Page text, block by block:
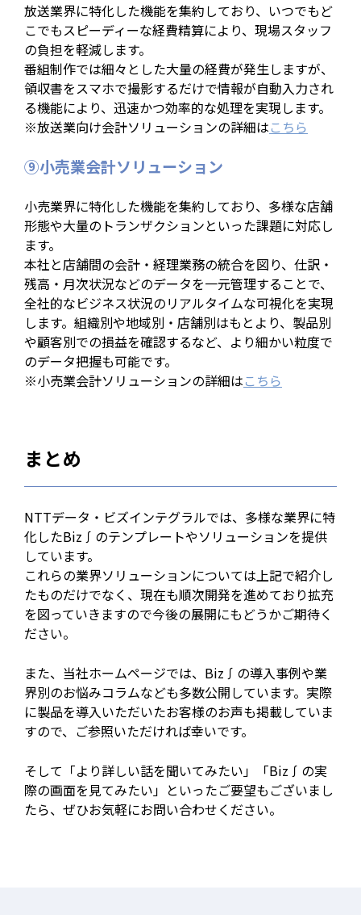
放送業界に特化した機能を集約しており、いつでもど
こでもスピーディーな経費精算により、現場スタッフ
の負担を軽減します。
番組制作では細々とした大量の経費が発生しますが、
領収書をスマホで撮影するだけで情報が自動入力され
る機能により、迅速かつ効率的な処理を実現します。
※放送業向け会計ソリューションの詳細はこちら
⑨小売業会計ソリューション
小売業界に特化した機能を集約しており、多様な店舗
形態や大量のトランザクションといった課題に対応し
ます。
本社と店舗間の会計・経理業務の統合を図り、仕訳・
残高・月次状況などのデータを一元管理することで、
全社的なビジネス状況のリアルタイムな可視化を実現
します。組織別や地域別・店舗別はもとより、製品別
や顧客別での損益を確認するなど、より細かい粒度で
のデータ把握も可能です。
※小売業会計ソリューションの詳細はこちら
まとめ
NTTデータ・ビズインテグラルでは、多様な業界に特
化したBiz∫のテンプレートやソリューションを提供
しています。
これらの業界ソリューションについては上記で紹介し
たものだけでなく、現在も順次開発を進めており拡充
を図っていきますので今後の展開にもどうかご期待く
ださい。
また、当社ホームページでは、Biz∫の導入事例や業
界別のお悩みコラムなども多数公開しています。実際
に製品を導入いただいたお客様のお声も掲載していま
すので、ご参照いただければ幸いです。
そして「より詳しい話を聞いてみたい」「Biz∫の実
際の画面を見てみたい」といったご要望もございまし
たら、ぜひお気軽にお問い合わせください。